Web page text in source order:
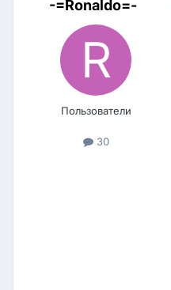
-=Ronaldo=-
Пользователи
30